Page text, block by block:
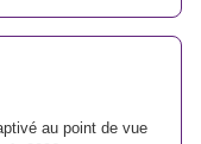
au point de vue